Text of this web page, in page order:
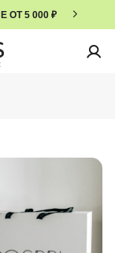
ОТ 5 000 ₽